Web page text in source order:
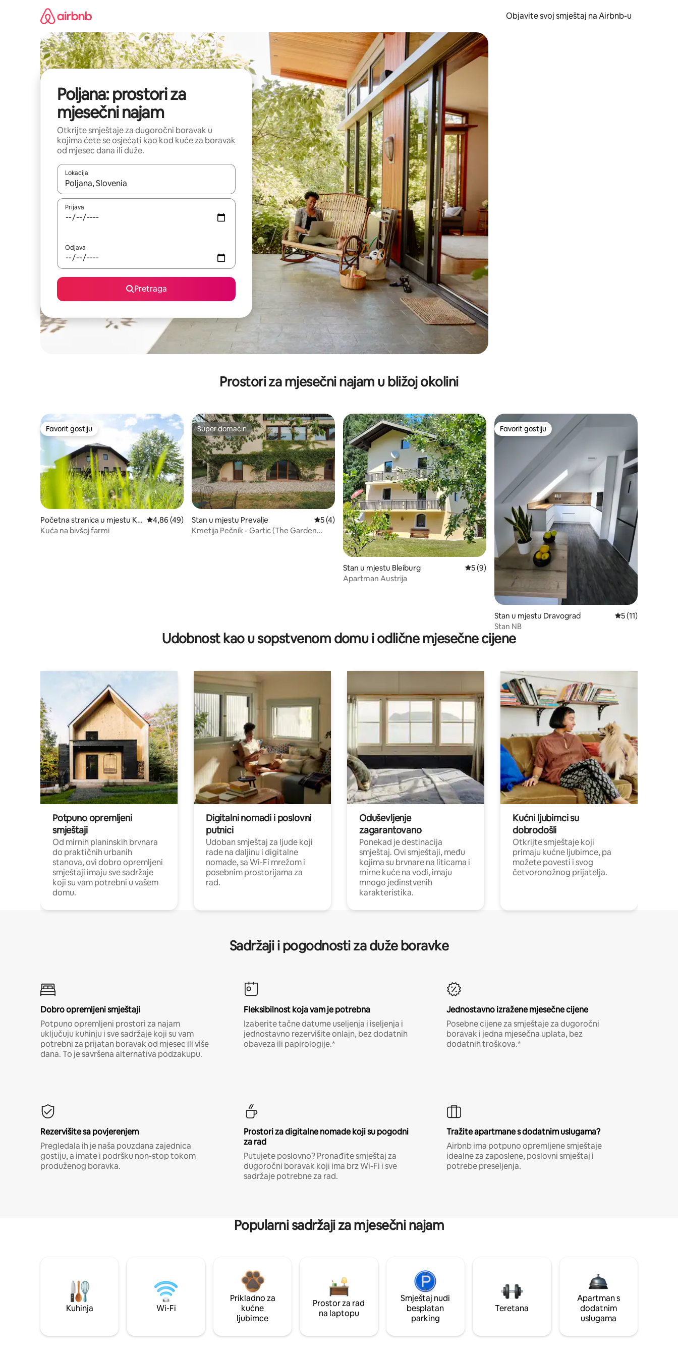
Objavite svoj smještaj na Airbnb-u
Poljana: prostori za
mjesečni najam
Otkrijte smještaje za dugoročni boravak u
kojima ćete se osjećati kao kod kuće za boravak
od mjesec dana ili duže.
Lokacija
Kad su rezultati dostupni, možete da se krećete kroz njih pomoću strelica nagore i nadolje, kao i da ih istražujte dodirom ili prevlačenjem.
Prijava
Odjava
Pretraga
Prostori za mjesečni najam u bližoj okolini
Favorit gostiju
Favorit gostiju
Početna stranica u mjestu Kö
mmelgupf
prosječna ocjena 4,86 od 5, recenzija: 49
4,86 (49)
Kuća na bivšoj farmi
Super domaćin
Super domaćin
Stan u mjestu Prevalje prosječna ocjena 5 od 5, recenzija: 4
5 (4)
Kmetija Pečnik - Gartic (The Garden
Stan u mjestu Bleiburg prosječna ocjena 5 od 5, recenzija: 9
5 (9)
Apartman Austrija
Favorit gostiju
Favorit gostiju
Stan u mjestu Dravograd prosječna ocjena
5 (11)
Stan NB
Udobnost kao u sopstvenom domu i odlične mjesečne cijene
Potpuno opremljeni
smještaji
Od mirnih planinskih brvnara
do praktičnih urbanih
stanova, ovi dobro opremljeni
smještaji imaju sve sadržaje
koji su vam potrebni u vašem
domu.
Digitalni nomadi i poslovni
putnici
Udoban smještaj za ljude koji
rade na daljinu i digitalne
nomade, sa Wi-Fi mrežom i
posebnim prostorijama za
rad.
Oduševljenje
zagarantovano
Ponekad je destinacija
smještaj. Ovi smještaji, među
kojima su brvnare na liticama i
mirne kuće na vodi, imaju
mnogo jedinstvenih
karakteristika.
Kućni ljubimci su
dobrodošli
Otkrijte smještaje koji
primaju kućne ljubimce, pa
možete povesti i svog
četvoronožnog prijatelja.
Sadržaji i pogodnosti za duže boravke
Dobro opremljeni smještaji
Potpuno opremljeni prostori za najam
uključuju kuhinju i sve sadržaje koji su vam
potrebni za prijatan boravak od mjesec ili više
dana. To je savršena alternativa podzakupu.
Fleksibilnost koja vam je potrebna
Izaberite tačne datume useljenja i iseljenja i
jednostavno rezervišite onlajn, bez dodatnih
obaveza ili papirologije.*
Jednostavno izražene mjesečne cijene
Posebne cijene za smještaje za dugoročni
boravak i jedna mjesečna uplata, bez
dodatnih troškova.*
Rezervišite sa povjerenjem
Pregledala ih je naša pouzdana zajednica
gostiju, a imate i podršku non-stop tokom
produženog boravka.
Prostori za digitalne nomade koji su pogodni
za rad
Putujete poslovno? Pronađite smještaj za
dugoročni boravak koji ima brz Wi-Fi i sve
sadržaje potrebne za rad.
Tražite apartmane s dodatnim uslugama?
Airbnb ima potpuno opremljene smještaje
idealne za zaposlene, poslovni smještaj i
potrebe preseljenja.
Popularni sadržaji za mjesečni najam
Kuhinja Wi-Fi
Prikladno za
kućne
ljubimce
Prostor za rad
na laptopu
Smještaj nudi
besplatan
parking
Teretana
Apartman s
dodatnim
uslugama